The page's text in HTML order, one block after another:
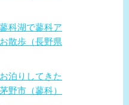
科湖で蓼科ア
散歩（長野県
泊りしてきた
野市（蓼科）